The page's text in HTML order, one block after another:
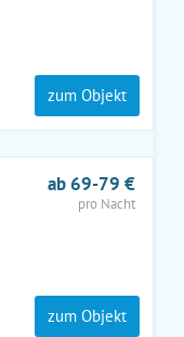
zum Objekt
ab 69-79 €
pro Nacht
zum Objekt